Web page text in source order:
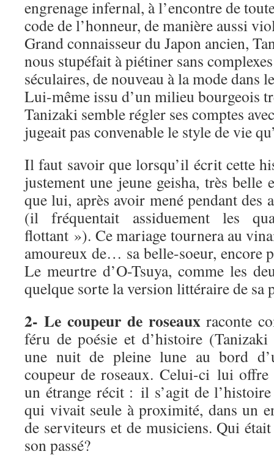
engrenage infernal, à l’encontre de
code de l’honneur, de manière aussi
Grand connaisseur du Japon ancien,
nous stupéfait à piétiner sans
séculaires, de nouveau à la mode dans
Lui-même issu d’un milieu bourgeois
Tanizaki semble régler ses comptes
jugeait pas convenable le style de vie
Il faut savoir que lorsqu’il écrit cette
justement une jeune geisha, très belle
que lui, après avoir mené pendant des
(il fréquentait assiduement les
flottant »). Ce mariage tournera au
amoureux de… sa belle-soeur, encore
Le meurtre d’O-Tsuya, comme les
quelque sorte la version littéraire de sa
2- Le coupeur de roseaux raconte
féru de poésie et d’histoire
une nuit de pleine lune au bord
coupeur de roseaux. Celui-ci lui offre
un étrange récit : il s’agit de
qui vivait seule à proximité, dans un
de serviteurs et de musiciens. Qui
son passé?